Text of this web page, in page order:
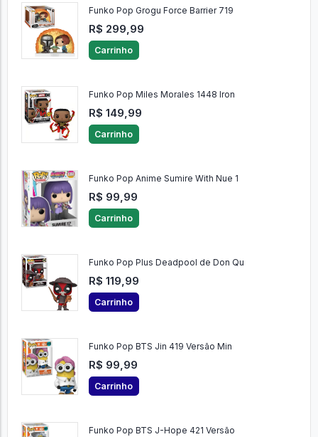
Funko Pop Grogu Force Barrier 719
R$ 299,99
Carrinho
Funko Pop Miles Morales 1448 Iron
R$ 149,99
Carrinho
Funko Pop Anime Sumire With Nue 1
R$ 99,99
Carrinho
Funko Pop Plus Deadpool de Don Qu
R$ 119,99
Carrinho
Funko Pop BTS Jin 419 Versão Min
R$ 99,99
Carrinho
Funko Pop BTS J-Hope 421 Versão